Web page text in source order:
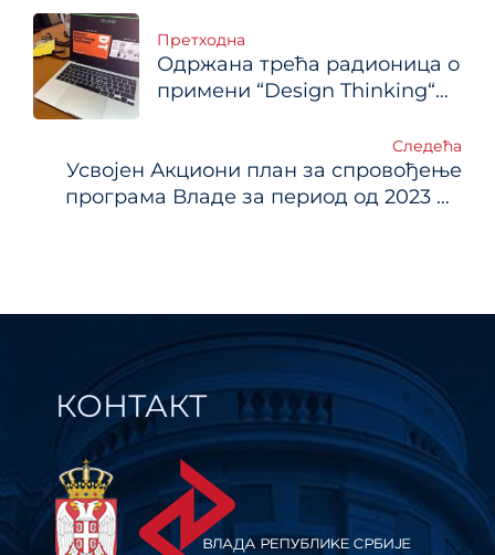
Кретање
чланка
Претходна
Одржана трећа радионица о
примени “Design Thinking“
представнике Министарства
туризма и омладине и
туристичке организације
Следећа
Усвојен Акциони план за спровођење
програма Владе за период од 2023 до
КОНТАКТ